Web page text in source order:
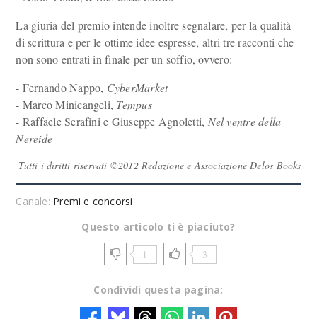
La giuria del premio intende inoltre segnalare, per la qualità
di scrittura e per le ottime idee espresse, altri tre racconti che
non sono entrati in finale per un soffio, ovvero:
- Fernando Nappo, CyberMarket
- Marco Minicangeli, Tempus
- Raffaele Serafini e Giuseppe Agnoletti, Nel ventre della
Nereide
Tutti i diritti riservati ©2012 Redazione e Associazione Delos Books
Canale: Premi e concorsi
Questo articolo ti è piaciuto?
1 3
Condividi questa pagina: